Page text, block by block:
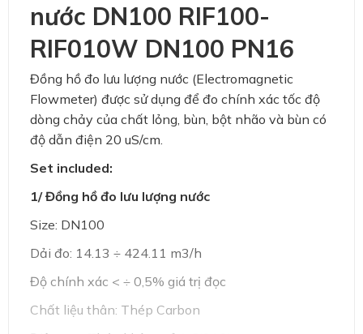
nước DN100 RIF100-
RIF010W DN100 PN16
Đồng hồ đo lưu lượng nước (Electromagnetic
Flowmeter) được sử dụng để đo chính xác tốc độ
dòng chảy của chất lỏng, bùn, bột nhão và bùn có
độ dẫn điện 20 uS/cm.
Set included:
1/ Đồng hồ đo lưu lượng nước
Size: DN100
Dải đo: 14.13 ÷ 424.11 m3/h
Độ chính xác < ÷ 0,5% giá trị đọc
Chất liệu thân: Thép Carbon